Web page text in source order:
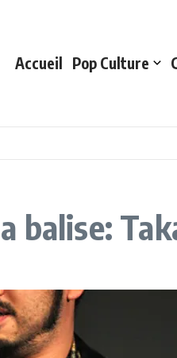
Accueil Pop Culture
balise: